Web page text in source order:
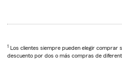
1 Los clientes siempre pueden elegir comprar
descuento por dos o más compras de